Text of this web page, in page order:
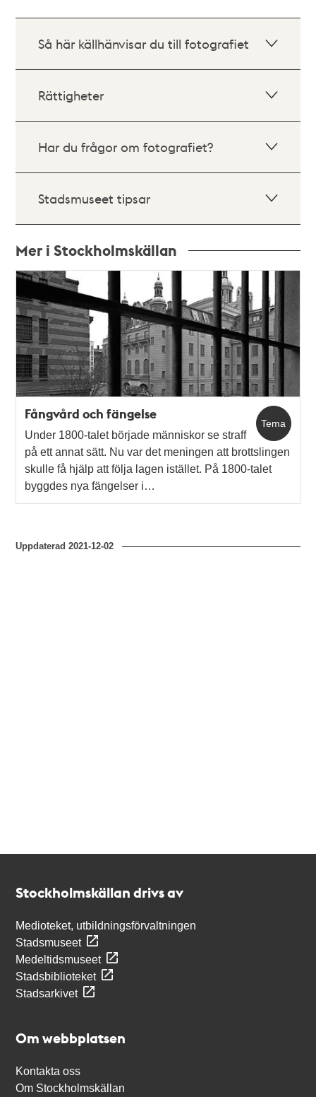
Så här källhänvisar du till fotografiet
Rättigheter
Har du frågor om fotografiet?
Stadsmuseet tipsar
Mer i Stockholmskällan
Relaterade
poster
och
teman
Tema
Fångvård och fängelse
Under 1800-talet började människor se straff
på ett annat sätt. Nu var det meningen att brottslingen
skulle få hjälp att följa lagen istället. På 1800-talet
byggdes nya fängelser i…
Uppdaterad2021-12-02
Stockholmskällan drivs av
Medioteket, utbildningsförvaltningen
Stadsmuseet
Medeltidsmuseet
Stadsbiblioteket
Stadsarkivet
Om webbplatsen
Kontakta oss
Om Stockholmskällan